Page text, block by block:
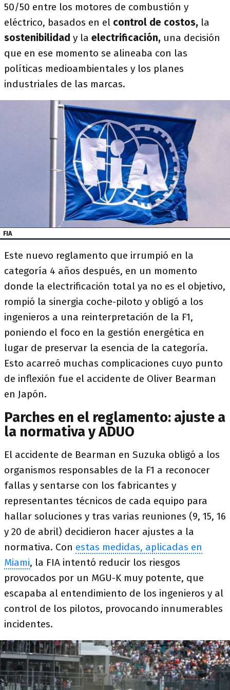
50/50 entre los motores de combustión y
eléctrico, basados en el control de costos, la
sostenibilidad y la electrificación, una decisión
que en ese momento se alineaba con las
políticas medioambientales y los planes
industriales de las marcas.
FIA
Este nuevo reglamento que irrumpió en la
categoría 4 años después, en un momento
donde la electrificación total ya no es el objetivo,
rompió la sinergia coche-piloto y obligó a los
ingenieros a una reinterpretación de la F1,
poniendo el foco en la gestión energética en
lugar de preservar la esencia de la categoría.
Esto acarreó muchas complicaciones cuyo punto
de inflexión fue el accidente de Oliver Bearman
en Japón.
Parches en el reglamento: ajuste a
la normativa y ADUO
El accidente de Bearman en Suzuka obligó a los
organismos responsables de la F1 a reconocer
fallas y sentarse con los fabricantes y
representantes técnicos de cada equipo para
hallar soluciones y tras varias reuniones (9, 15, 16
y 20 de abril) decidieron hacer ajustes a la
normativa. Con estas medidas, aplicadas en
Miami, la FIA intentó reducir los riesgos
provocados por un MGU-K muy potente, que
escapaba al entendimiento de los ingenieros y al
control de los pilotos, provocando innumerables
incidentes.